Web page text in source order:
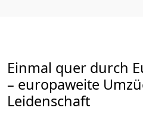
Einmal quer durch
– europaweite
Leidenschaft